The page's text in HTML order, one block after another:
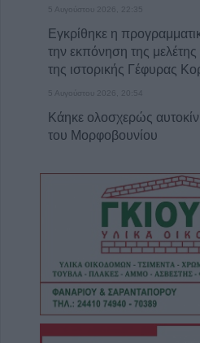
5 Αυγούστου 2026, 22:35
Εγκρίθηκε η
την εκπόνηση της
της ιστορικής Γέφυρας
5 Αυγούστου 2026, 20:54
Κάηκε ολοσχερώς
του Μορφοβουνίου
Το Σάββατο 8 Αυγούστου
μνημόσυνο του
Αναγνωστόπουλου
5 Αυγούστου 2026, 20:49
Εκδήλωση μνήμης για
Ναγκασάκι και
παρέμβαση από την
Καρδίτσας (+Φωτο